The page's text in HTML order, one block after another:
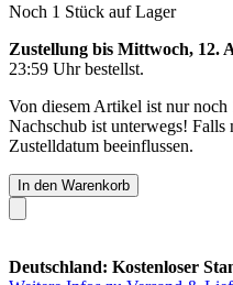
Noch 1 Stück auf Lager
Zustellung bis Mittwoch, 12.
23:59 Uhrbestellst.
Von diesem Artikel ist nur noch
Nachschub ist unterwegs! Falls
Zustelldatum beeinflussen.
In den Warenkorb
Deutschland: Kostenloser